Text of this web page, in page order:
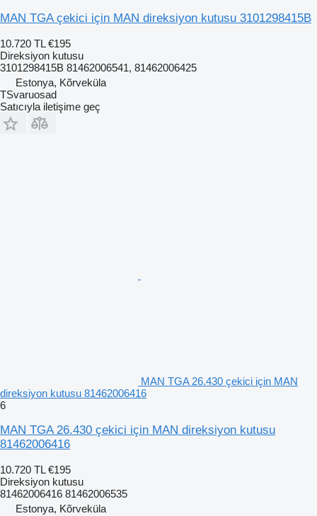
MAN TGA çekici için MAN direksiyon kutusu 3101298415B
10.720 TL €195
Direksiyon kutusu
3101298415B 81462006541, 81462006425
Estonya, Kõrveküla
TSvaruosad
Satıcıyla iletişime geç
MAN TGA 26.430 çekici için MAN
direksiyon kutusu 81462006416
6
MAN TGA 26.430 çekici için MAN direksiyon kutusu
81462006416
10.720 TL €195
Direksiyon kutusu
81462006416 81462006535
Estonya, Kõrveküla